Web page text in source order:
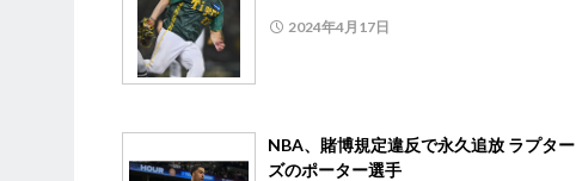
2024年4月17日
NBA、賭博規定違反で永久追放 ラプター
ズのポーター選手